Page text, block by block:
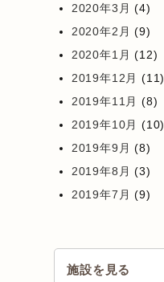
2020年3月 (4)
2020年2月 (9)
2020年1月 (12)
2019年12月 (11)
2019年11月 (8)
2019年10月 (10)
2019年9月 (8)
2019年8月 (3)
2019年7月 (9)
施設を見る